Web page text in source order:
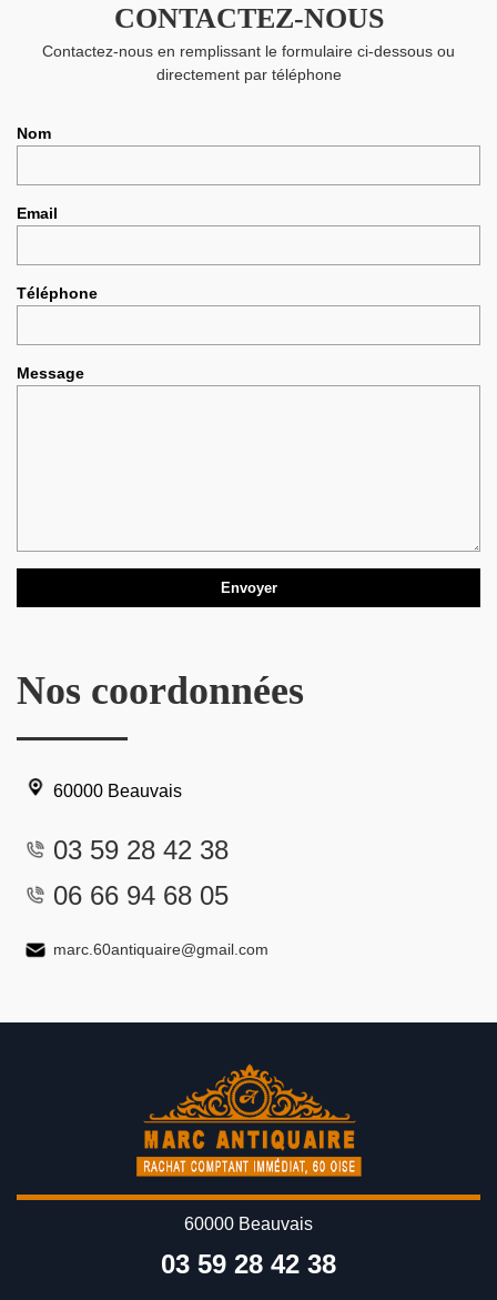
CONTACTEZ-NOUS
Contactez-nous en remplissant le formulaire ci-dessous ou
directement par téléphone
Nom
Email
Téléphone
Message
Nos coordonnées
60000 Beauvais
03 59 28 42 38
06 66 94 68 05
marc.60antiquaire@gmail.com
60000 Beauvais
03 59 28 42 38